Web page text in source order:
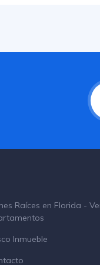
Raíces en Florida -
Inmueble